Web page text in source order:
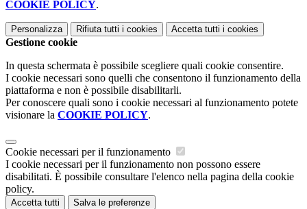
COOKIE POLICY.
Personalizza Rifiuta tutti i cookies Accetta tutti i cookies
Gestione cookie
In questa schermata è possibile scegliere quali cookie consentire.
I cookie necessari sono quelli che consentono il funzionamento della
piattaforma e non è possibile disabilitarli.
Per conoscere quali sono i cookie necessari al funzionamento potete
visionare la COOKIE POLICY.
Cookie necessari per il funzionamento
I cookie necessari per il funzionamento non possono essere
disabilitati. È possibile consultare l'elenco nella pagina della cookie
policy.
Accetta tutti Salva le preferenze